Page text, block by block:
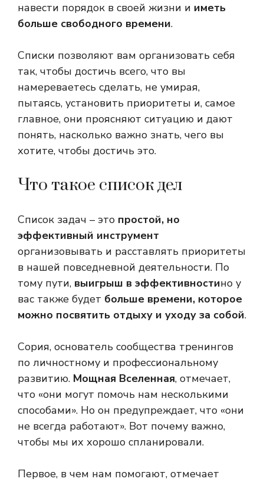
навести порядок в своей жизни и иметь
больше свободного времени.
Списки позволяют вам организовать себя
так, чтобы достичь всего, что вы
намереваетесь сделать, не умирая,
пытаясь, установить приоритеты и, самое
главное, они проясняют ситуацию и дают
понять, насколько важно знать, чего вы
хотите, чтобы достичь это.
Что такое список дел
Список задач – это простой, но
эффективный инструмент
организовывать и расставлять приоритеты
в нашей повседневной деятельности. По
тому пути, выигрыш в эффективностино у
вас также будет больше времени, которое
можно посвятить отдыху и уходу за собой.
Сория, основатель сообщества тренингов
по личностному и профессиональному
развитию. Мощная Вселенная, отмечает,
что «они могут помочь нам несколькими
способами». Но он предупреждает, что «они
не всегда работают». Вот почему важно,
чтобы мы их хорошо спланировали.
Первое, в чем нам помогают, отмечает